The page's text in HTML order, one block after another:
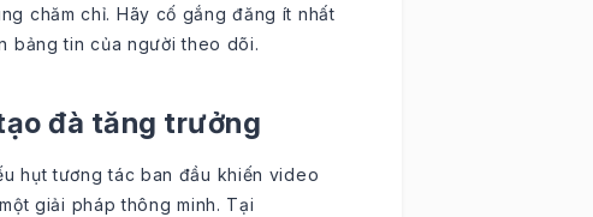
chăm chỉ. Hãy cố gắng đăng ít nhất
bảng tin của người theo dõi.
đà tăng trưởng
hụt tương tác ban đầu khiến video
giải pháp thông minh. Tại